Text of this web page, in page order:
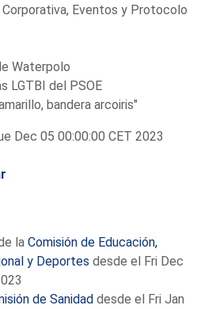
Eventos y Protocolo
Waterpolo
LGTBI del PSOE
bandera arcoiris"
Dec 05 00:00:00 CET 2023
laComisión de Educación,
y Deportes desde el Fri Dec
de Sanidad desde el Fri Jan